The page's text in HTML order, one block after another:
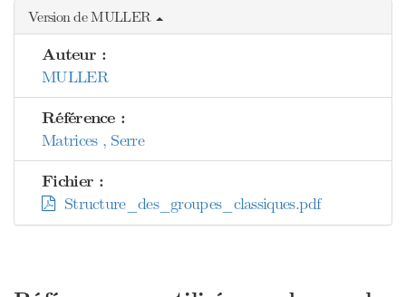
Version de MULLER
Auteur :
MULLER
Référence :
Matrices , Serre
Fichier :
Structure_des_groupes_classiques.pdf